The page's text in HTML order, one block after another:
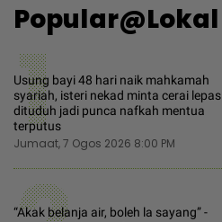
Popular@Lokal
1
Usung bayi 48 hari naik mahkamah
syariah, isteri nekad minta cerai lepas
dituduh jadi punca nafkah mentua
terputus
Jumaat, 7 Ogos 2026 8:00 PM
“Akak belanja air, boleh la sayang” -